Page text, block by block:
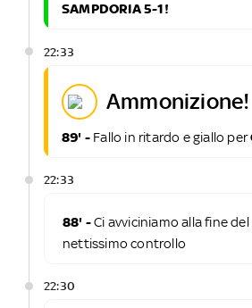
SAMPDORIA 5-1!
22:33
ammonizione!
89' - Fallo in ritardo e giallo per
22:33
88' -Ci avviciniamo alla fine
nettissimo controllo
22:30